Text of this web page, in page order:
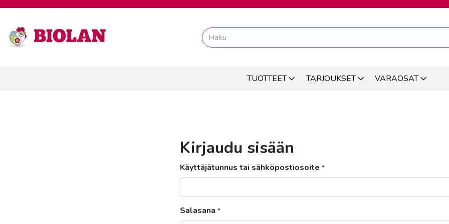
TUOTTEET TARJOUKSET VARAOSAT
Kirjaudu sisään
Käyttäjätunnus tai sähköpostiosoite *
Salasana *